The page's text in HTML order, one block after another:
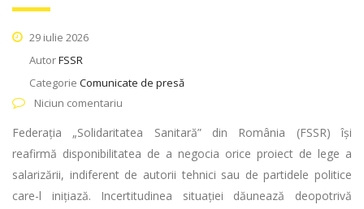
29 iulie 2026
AutorFSSR
Categorie Comunicate de presă
Niciun comentariu
Federația „Solidaritatea Sanitară” din România (FSSR) își
reafirmă disponibilitatea de a negocia orice proiect de lege a
salarizării, indiferent de autorii tehnici sau de partidele politice
care-l inițiază. Incertitudinea situației dăunează deopotrivă